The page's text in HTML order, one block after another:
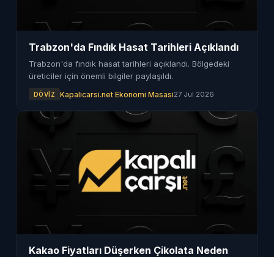
Trabzon'da Fındık Hasat Tarihleri Açıklandı
Trabzon'da fındık hasat tarihleri açıklandı. Bölgedeki
üreticiler için önemli bilgiler paylaşıldı.
DÖVIZ Kapalicarsi.net Ekonomi Masasi27 Jul 2026
Kakao Fiyatları Düşerken Çikolata Neden